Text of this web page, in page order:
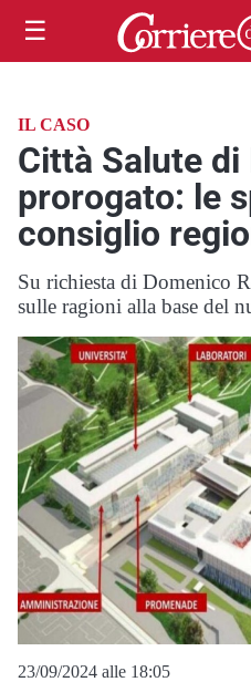
☰
IL CASO
Città Salute di
prorogato: le
consiglio
Su richiesta di Domenico
sulle ragioni alla base del
23/09/2024 alle 18:05